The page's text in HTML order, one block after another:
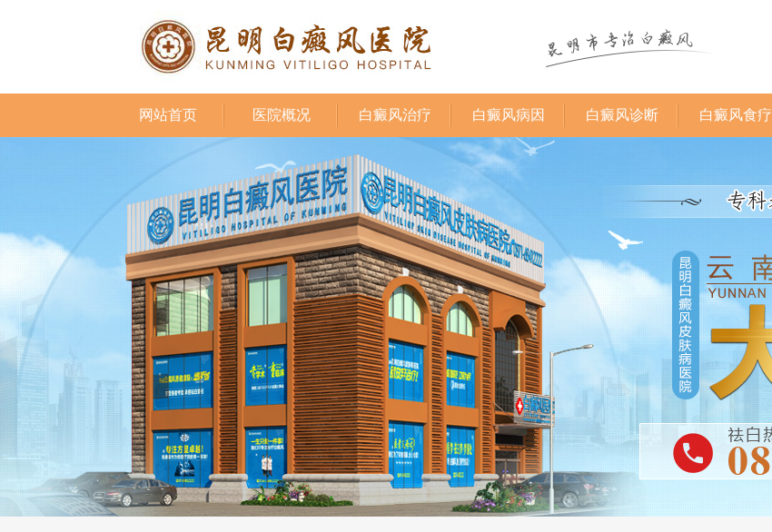
网站首页 医院概况 白癜风治疗 白癜风病因 白癜风诊断 白癜风食疗